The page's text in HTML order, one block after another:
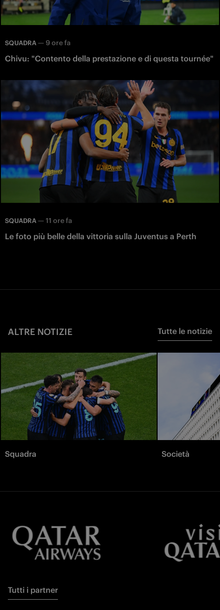
SQUADRA — 9 ore fa
Chivu: "Contento della prestazione e di questa tournée"
SQUADRA — 11 ore fa
Le foto più belle della vittoria sulla Juventus a Perth
ALTRE NOTIZIE Tutte le notizie
Squadra Società
Tutti i partner